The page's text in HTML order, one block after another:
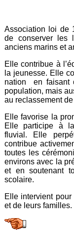
Association loi de
de conserver les
anciens marins et
Elle contribue à
la jeunesse. Elle
nation en faisant
population, mais
au reclassement
Elle favorise la
Elle participe à
fluvial. Elle
contribue
toutes les
environs avec la
et en soutenant
scolaire.
Elle intervient
et de leurs familles.